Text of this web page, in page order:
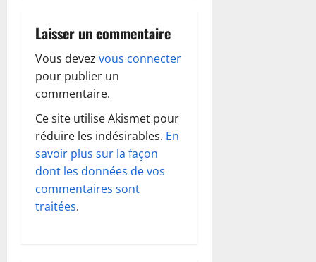
t
i
o
n
d
’
a
Laisser un commentaire
Vous devez vous connecter
pour publier un
commentaire.
Ce site utilise Akismet pour
réduire les indésirables. En
savoir plus sur la façon
dont les données de vos
commentaires sont
traitées.